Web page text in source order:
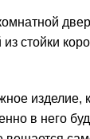
и
изделие,
в него